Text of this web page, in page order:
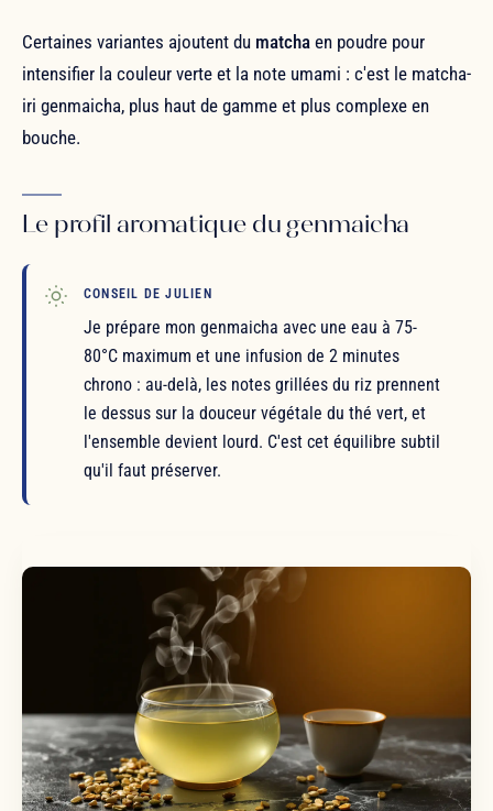
Certaines variantes ajoutent du matcha en poudre pour
intensifier la couleur verte et la note umami : c'est le matcha-
iri genmaicha, plus haut de gamme et plus complexe en
bouche.
Le profil aromatique du genmaicha
CONSEIL DE JULIEN
Je prépare mon genmaicha avec une eau à 75-
80°C maximum et une infusion de 2 minutes
chrono : au-delà, les notes grillées du riz prennent
le dessus sur la douceur végétale du thé vert, et
l'ensemble devient lourd. C'est cet équilibre subtil
qu'il faut préserver.